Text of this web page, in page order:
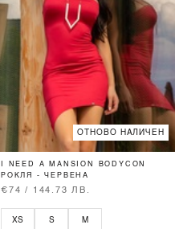
ОТНОВО НАЛИЧЕН
I NEED A MANSION BODYCON
РОКЛЯ - ЧЕРВЕНА
€74 / 144.73 ЛВ.
XS S M